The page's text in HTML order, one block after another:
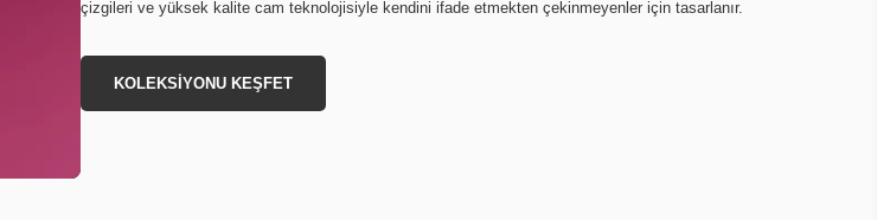
çizgileri ve yüksek kalite cam teknolojisiyle kendini ifade etmekten çekinmeyenler için tasarlanır.
KOLEKSİYONU KEŞFET